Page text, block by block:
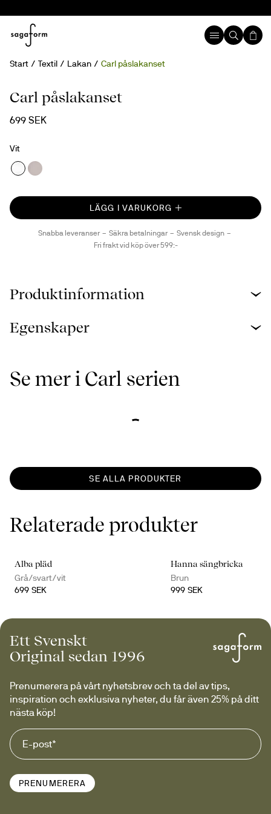
Start Textil Lakan Carl påslakanset
Carl påslakanset
699 SEK
Vit
LÄGG I VARUKORG
Snabba leveranser Säkra betalningar
Svensk design
Fri frakt vid köp över 599:-
Produktinformation
Egenskaper
Se mer i Carl serien
SE ALLA PRODUKTER
Relaterade produkter
Alba pläd
Grå/svart/vit
699 SEK
Hanna sängbricka
Brun
999 SEK
Ett Svenskt
Original sedan 1996
Prenumerera på vårt nyhetsbrev och ta del av tips,
inspiration och exklusiva nyheter, du får även 25% på ditt
nästa köp!
PRENUMERERA